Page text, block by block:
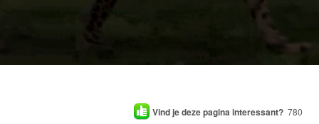
Vind je deze pagina interessant? 780